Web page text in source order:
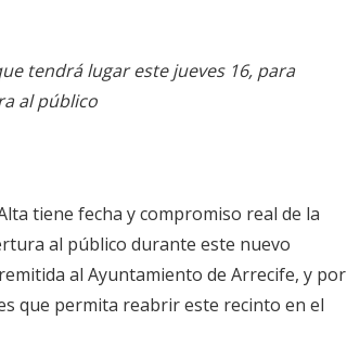
tendrá lugar este jueves 16, para
al público
tiene fecha y compromiso real de la
al público durante este nuevo
al Ayuntamiento de Arrecife, y por
que permita reabrir este recinto en el